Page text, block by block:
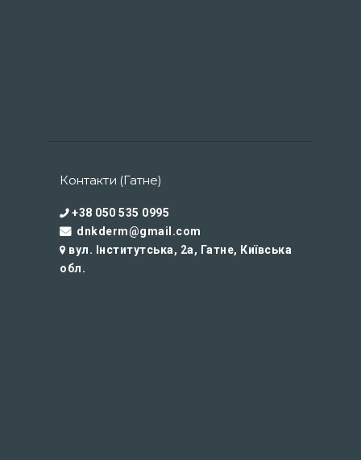
Контакти (Гатне)
+38 050 535 0995
dnkderm@gmail.com
вул. Інститутська, 2а, Гатне, Київська
обл.